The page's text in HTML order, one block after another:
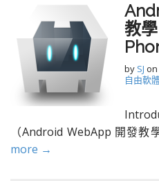
教
by SJ on
自由軟
（Android WebApp 開發
more →